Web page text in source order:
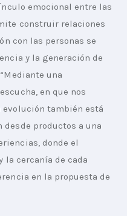
emocional entre las
construir relaciones
con las personas se
y la generación de
una
en que nos
evolución también está
desde productos a una
donde el
la cercanía de cada
en la propuesta de